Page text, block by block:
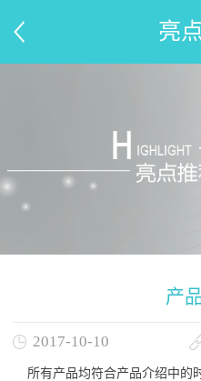
亮
产
2017-10-10
所有产品均符合产品介绍中的